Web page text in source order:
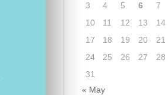
3
4 5 6 7
10
11 12 13 14
17
18 19 20 21
24
25 26 27 28
31
« May